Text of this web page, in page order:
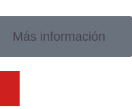
Más información